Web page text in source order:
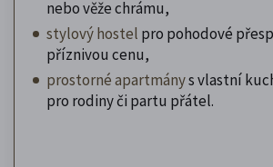
nebo věže chrámu,
stylový hostel pro pohodové
příznivou cenu,
prostorné apartmánys vlastní
pro rodiny či partu přátel.